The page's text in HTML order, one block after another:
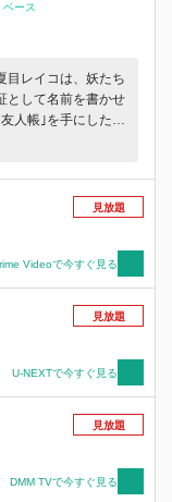
ベース
目レイコは、妖たち
として名前を書かせ
人帳｣を手にした孫
を受け継ぎ、人に
り、妖たちに名前を
。人の心、妖たちの
は、さまざまな妖
見放題
Videoで今すぐ見る
見放題
U-NEXTで今すぐ見る
見放題
DMM TVで今すぐ見る